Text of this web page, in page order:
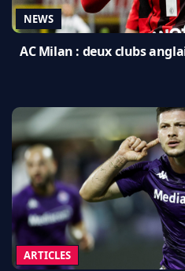
NEWS
AC Milan : deux clubs
ARTICLES